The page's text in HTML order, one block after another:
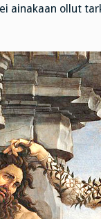
ainakaan ollut